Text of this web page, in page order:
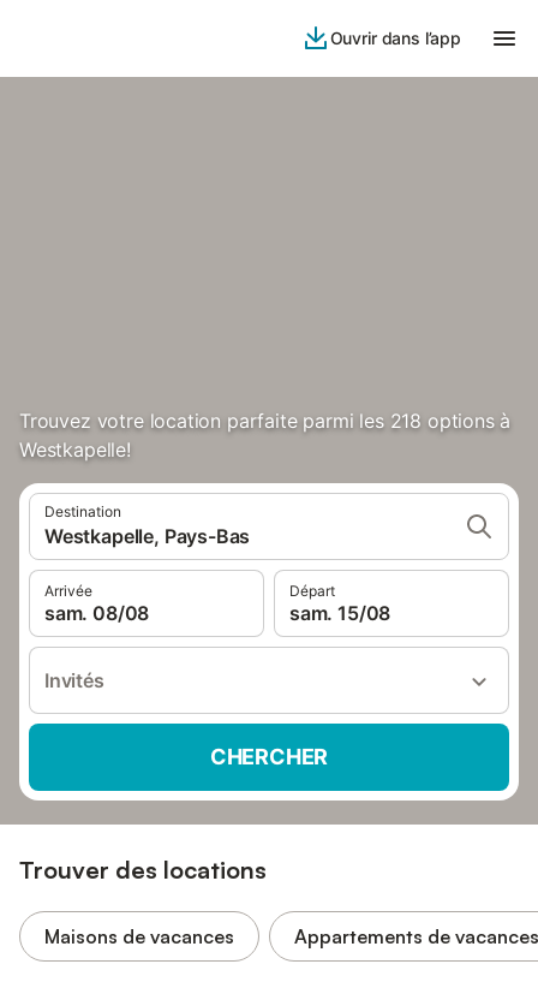
Ouvrir dans l’app
Trouvez votre location parfaite parmi les 218 options à
Westkapelle!
Destination
Westkapelle, Pays-Bas
Arrivée
sam. 08/08
Départ
sam. 15/08
Invités
CHERCHER
Trouver des locations
Maisons de vacances Appartements de vacances